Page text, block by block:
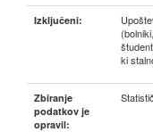
Izključeni:
ki
Zbiranje
podatkov je
opravil: